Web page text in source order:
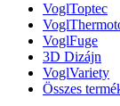
VoglToptec
VoglFuge
3D Dizájn
VoglVariety
Összes